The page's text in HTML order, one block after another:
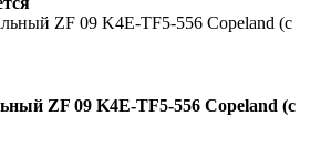
ZF 09 K4E-TF5-556 Copeland (с